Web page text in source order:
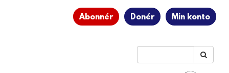
Abonnér Donér Min konto